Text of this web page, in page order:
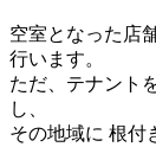
空室となった店
行います。
ただ、テナント
し、
その地域に 根付